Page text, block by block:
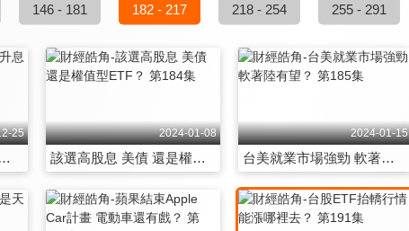
146 - 181 182 - 217 218 - 254 255 - 291
25
台美央行停止升息 牛市還會持續？ 第183集
2024-01-08
該選高股息 美債 還是權值型ETF？ 第184集
2024-01-15
台美就業市場強勁 軟著陸有望？ 第185集